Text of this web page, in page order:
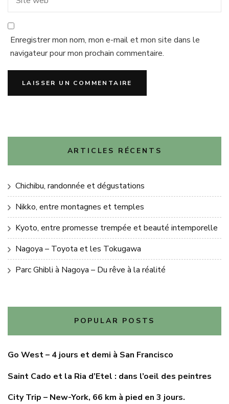
Enregistrer mon nom, mon e-mail et mon site dans le
navigateur pour mon prochain commentaire.
ARTICLES RÉCENTS
Chichibu, randonnée et dégustations
Nikko, entre montagnes et temples
Kyoto, entre promesse trempée et beauté intemporelle
Nagoya – Toyota et les Tokugawa
Parc Ghibli à Nagoya – Du rêve à la réalité
POPULAR POSTS
Go West – 4 jours et demi à San Francisco
Saint Cado et la Ria d’Etel : dans l’oeil des peintres
City Trip – New-York, 66 km à pied en 3 jours.